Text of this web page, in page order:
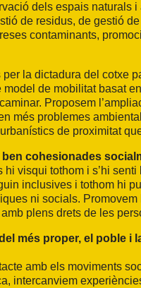
dels espais naturals
de residus, de gestió
contaminants,
la dictadura del cotxe
de mobilitat basat
Proposem
més problemes
de proximitat
cohesionades
visqui tothom i s’hi
inclusives i tothom hi
ni socials.
plens drets de les
més proper, el poble i
amb els moviments
intercanviem